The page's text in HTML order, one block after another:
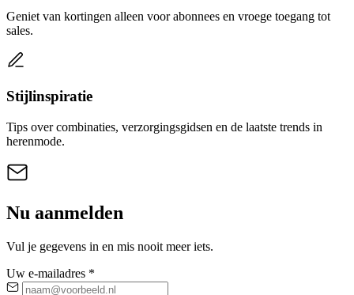
Geniet van kortingen alleen voor abonnees en vroege toegang tot
sales.
Stijlinspiratie
Tips over combinaties, verzorgingsgidsen en de laatste trends in
herenmode.
Nu aanmelden
Vul je gegevens in en mis nooit meer iets.
Uw e-mailadres *